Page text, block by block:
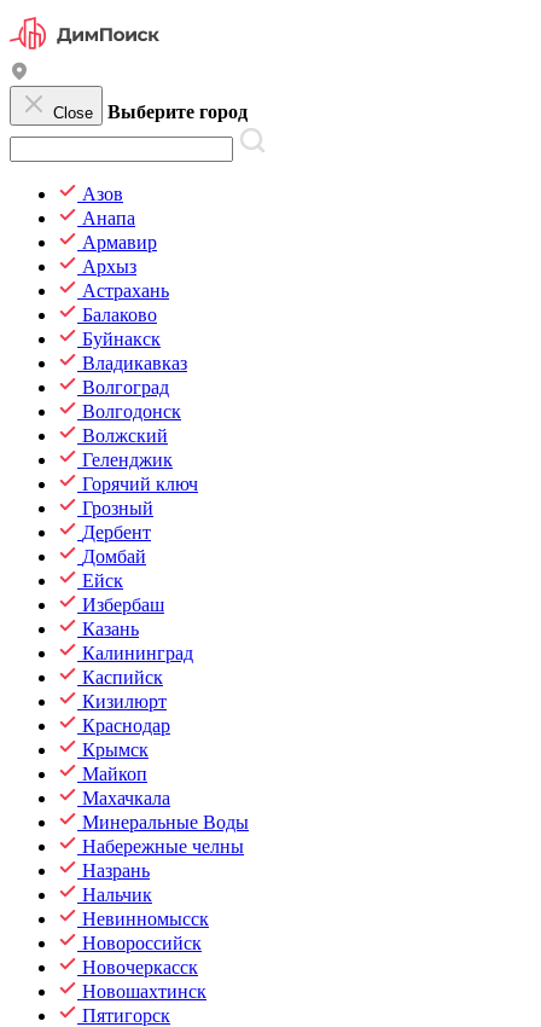
Close Выберите город
Азов
Анапа
Армавир
Архыз
Астрахань
Балаково
Буйнакск
Владикавказ
Волгоград
Волгодонск
Волжский
Геленджик
Горячий ключ
Грозный
Дербент
Домбай
Ейск
Избербаш
Казань
Калининград
Каспийск
Кизилюрт
Краснодар
Крымск
Майкоп
Махачкала
Минеральные Воды
Набережные челны
Назрань
Нальчик
Невинномысск
Новороссийск
Новочеркасск
Новошахтинск
Пятигорск